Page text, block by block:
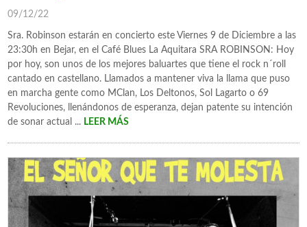
09/12/22
Sra. Robinson estarán en concierto este Viernes 9 de Diciembre a las
23:30h en Bejar, en el Café Blues La Aquitara SRA ROBINSON: Hoy
por hoy, son unos de los mejores baluartes que tiene el rock n´roll
cantado en castellano. Llamados a mantener viva la llama que puso
en marcha gente como MClan, Los Deltonos, Sol Lagarto o 69
Revoluciones, llenándonos de esperanza, dejan patente su intención
de sonar actual ... LEER MÁS